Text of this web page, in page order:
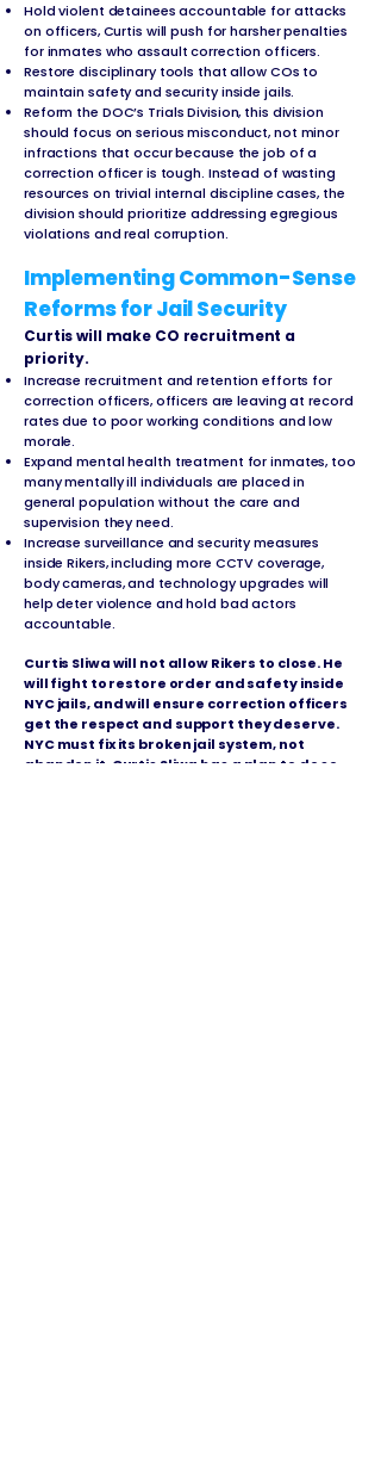
Hold violent detainees accountable for attacks
on officers, Curtis will push for harsher penalties
for inmates who assault correction officers.
Restore disciplinary tools that allow COs to
maintain safety and security inside jails.
Reform the DOC’s Trials Division, this division
should focus on serious misconduct, not minor
infractions that occur because the job of a
correction officer is tough. Instead of wasting
resources on trivial internal discipline cases, the
division should prioritize addressing egregious
violations and real corruption.
Implementing Common-Sense
Reforms for Jail Security
Curtis will make CO recruitment a
priority.
Increase recruitment and retention efforts for
correction officers, officers are leaving at record
rates due to poor working conditions and low
morale.
Expand mental health treatment for inmates, too
many mentally ill individuals are placed in
general population without the care and
supervision they need.
Increase surveillance and security measures
inside Rikers, including more CCTV coverage,
body cameras, and technology upgrades will
help deter violence and hold bad actors
accountable.
Curtis Sliwa will not allow Rikers to close. He
will fight to restore order and safety inside
NYC jails, and will ensure correction officers
get the respect and support they deserve.
NYC must fix its broken jail system, not
abandon it. Curtis Sliwa has a plan to do so.